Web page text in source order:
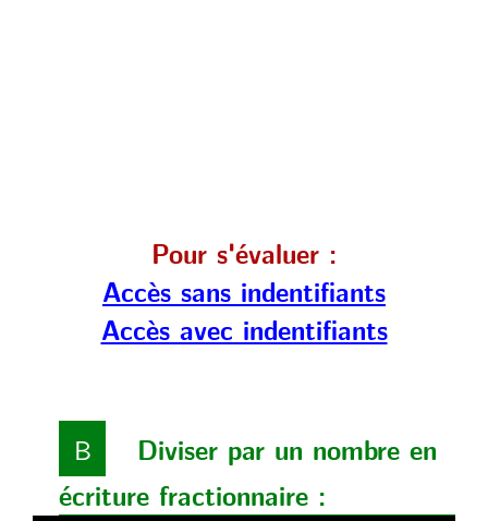
Pour s'évaluer :
Accès sans indentifiants
Accès avec indentifiants
B
Diviser par un nombre en
écriture fractionnaire :